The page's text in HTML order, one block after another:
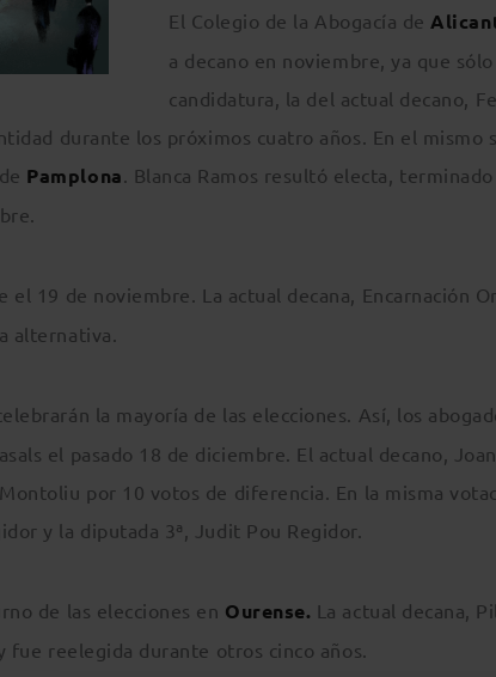
El Colegio de la Abogacía de
a decano en noviembre, ya que
candidatura, la del actual decano,
durante los próximos cuatro años. En el mismo
Pamplona. Blanca Ramos resultó electa,
el 19 de noviembre. La actual decana, Encarnación
alternativa.
la mayoría de las elecciones. Así, los
el pasado 18 de diciembre. El actual decano,
por 10 votos de diferencia. En la misma
y la diputada 3ª, Judit Pou Regidor.
de las elecciones en Ourense. La actual decana,
fue reelegida durante otros cinco años.